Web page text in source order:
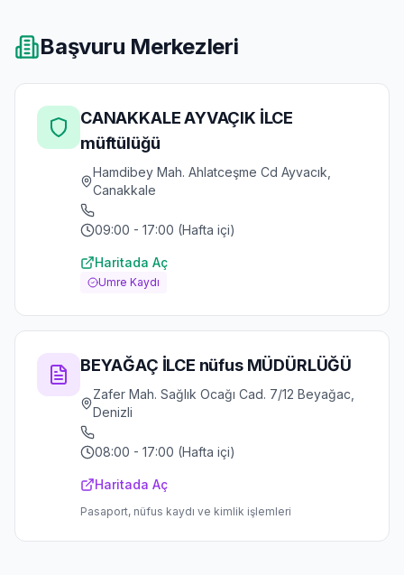
Başvuru Merkezleri
CANAKKALE AYVAÇIK İLCE
müftülüğü
Hamdibey Mah. Ahlatceşme Cd Ayvacık,
Canakkale
09:00 - 17:00 (Hafta içi)
Haritada Aç
Umre Kaydı
BEYAĞAÇ İLCE nüfus MÜDÜRLÜĞÜ
Zafer Mah. Sağlık Ocağı Cad. 7/12 Beyağac,
Denizli
08:00 - 17:00 (Hafta içi)
Haritada Aç
Pasaport, nüfus kaydı ve kimlik işlemleri